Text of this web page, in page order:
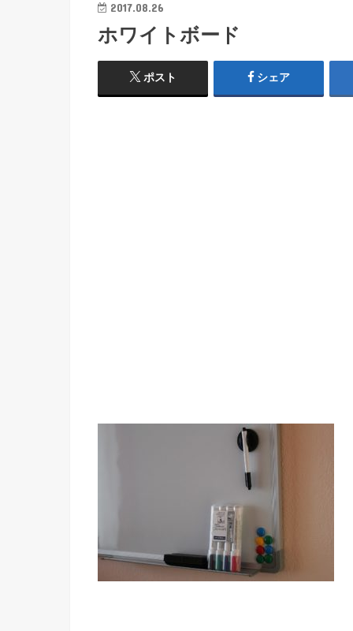
2017.08.26
ホワイトボード
ポスト シェア